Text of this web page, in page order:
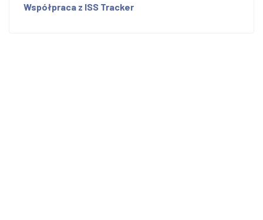
Współpraca z ISS Tracker